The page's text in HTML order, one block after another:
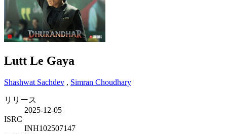
Lutt Le Gaya
Shashwat Sachdev , Simran Choudhary
リリース
2025-12-05
ISRC
INH102507147